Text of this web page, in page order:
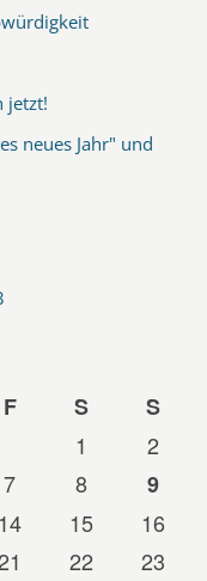
jetzt!
neues Jahr" und
F S
S
1
2
7 8
9
14 15
16
22
23